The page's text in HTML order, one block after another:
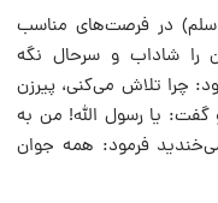
سلم) در فرصت‌های مناسب
را شاداب و سرحال نگه
چرا تلاش می‌کنی، پیرزن
یا رسول الله! من به
فرمود: همه جوان